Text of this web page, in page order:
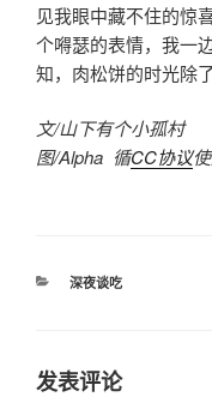
见我眼中藏不住的惊
个嘚瑟的表情，我一
知，肉松饼的时光除
文/山下有个小孤村
图/Alpha 循CC协议
分
深夜谈吃
发表评论